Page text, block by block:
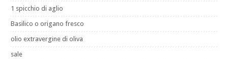
1 spicchio di aglio
Basilico o origano fresco
olio extravergine di oliva
sale